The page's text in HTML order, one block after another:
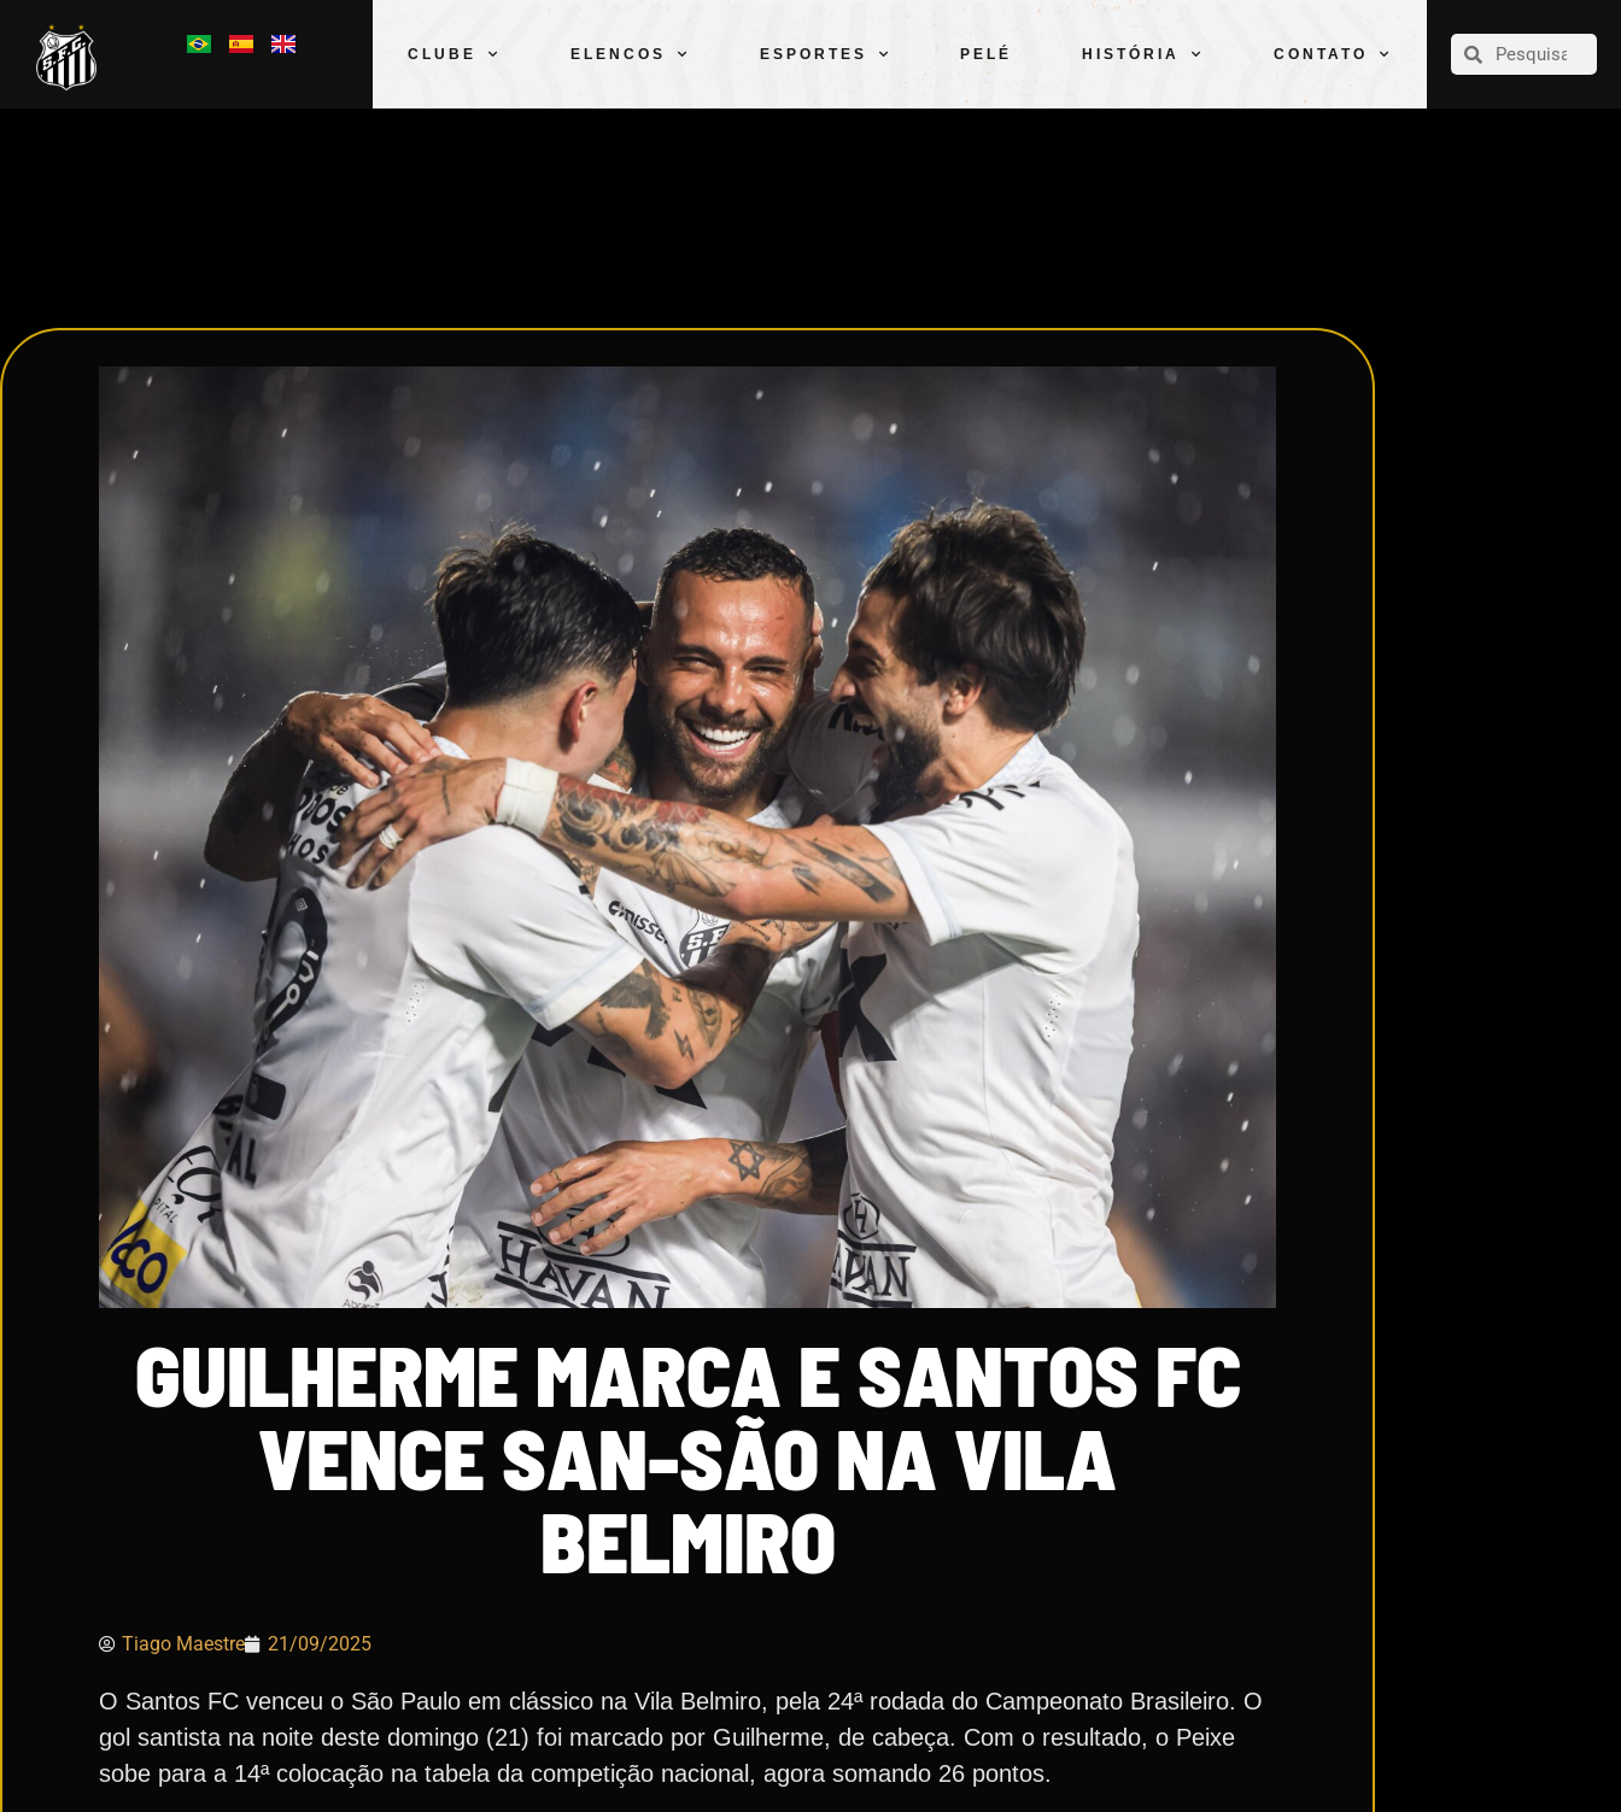
CLUBE ELENCOS ESPORTES PELÉ HISTÓRIA CONTATO
CLUBE
GUILHERME MARCA E SANTOS FC
VENCE SAN-SÃO NA VILA
BELMIRO
Tiago Maestre 21/09/2025
O Santos FC venceu o São Paulo em clássico na Vila Belmiro, pela 24ª rodada do Campeonato Brasileiro. O
gol santista na noite deste domingo (21) foi marcado por Guilherme, de cabeça. Com o resultado, o Peixe
sobe para a 14ª colocação na tabela da competição nacional, agora somando 26 pontos.